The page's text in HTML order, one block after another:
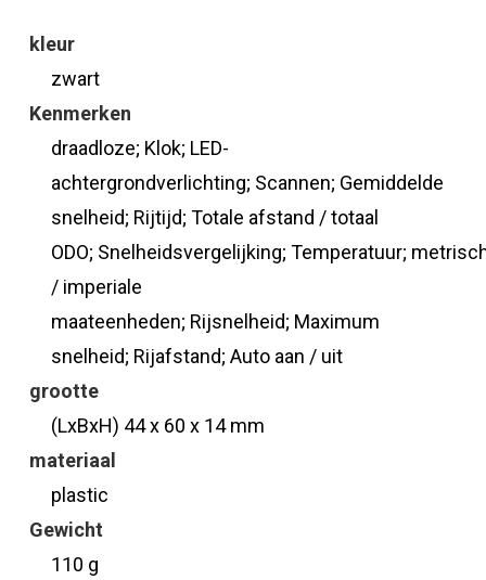
kleur
zwart
Kenmerken
draadloze; Klok; LED-
achtergrondverlichting; Scannen; Gemiddelde
snelheid; Rijtijd; Totale afstand / totaal
ODO; Snelheidsvergelijking; Temperatuur;
/ imperiale
maateenheden; Rijsnelheid; Maximum
snelheid; Rijafstand; Auto aan / uit
grootte
(LxBxH) 44 x 60 x 14 mm
materiaal
plastic
Gewicht
110 g